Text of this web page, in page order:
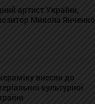
артист України,
Микола Янченко
внесли до
культурної